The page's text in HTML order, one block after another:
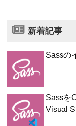
新着記事
Sassの
Sassを
Visual